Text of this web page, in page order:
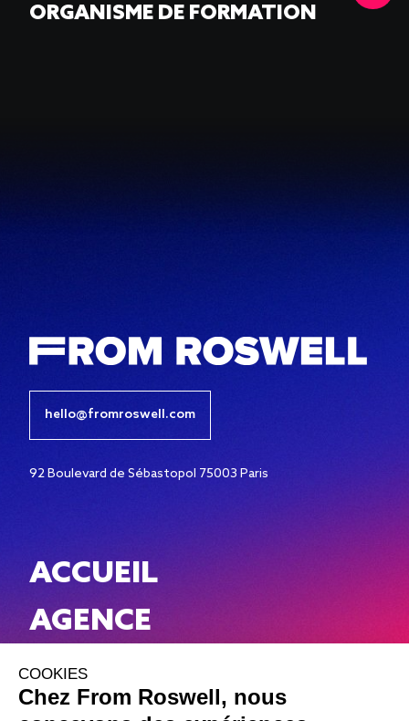
ORGANISME DE FORMATION
hello@fromroswell.com
92 Boulevard de Sébastopol 75003 Paris
ACCUEIL
AGENCE
WORK